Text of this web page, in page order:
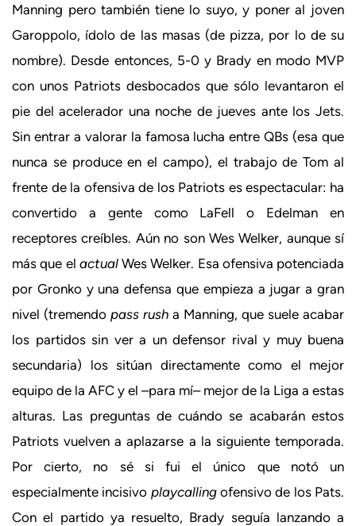
Manning pero también tiene lo suyo, y poner al joven
Garoppolo, ídolo de las masas (de pizza, por lo de su
nombre). Desde entonces, 5-0 y Brady en modo MVP
con unos Patriots desbocados que sólo levantaron el
pie del acelerador una noche de jueves ante los Jets.
Sin entrar a valorar la famosa lucha entre QBs (esa que
nunca se produce en el campo), el trabajo de Tom al
frente de la ofensiva de los Patriots es espectacular: ha
convertido a gente como LaFell o Edelman en
receptores creíbles. Aún no son Wes Welker, aunque sí
más que el actualWes Welker. Esa ofensiva potenciada
por Gronko y una defensa que empieza a jugar a gran
nivel (tremendo pass rush a Manning, que suele acabar
los partidos sin ver a un defensor rival y muy buena
secundaria) los sitúan directamente como el mejor
equipo de la AFC y el –para mí– mejor de la Liga a estas
alturas. Las preguntas de cuándo se acabarán estos
Patriots vuelven a aplazarse a la siguiente temporada.
Por cierto, no sé si fui el único que notó un
especialmente incisivo playcallingofensivo de los Pats.
Con el partido ya resuelto, Brady seguía lanzando a